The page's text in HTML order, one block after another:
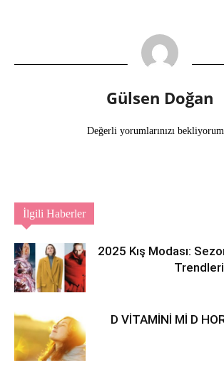
Gülsen Doğan
Değerli yorumlarınızı
İlgili Haberler
2025 Kış Modası:
Trendleri
D VİTAMİNİ Mİ D